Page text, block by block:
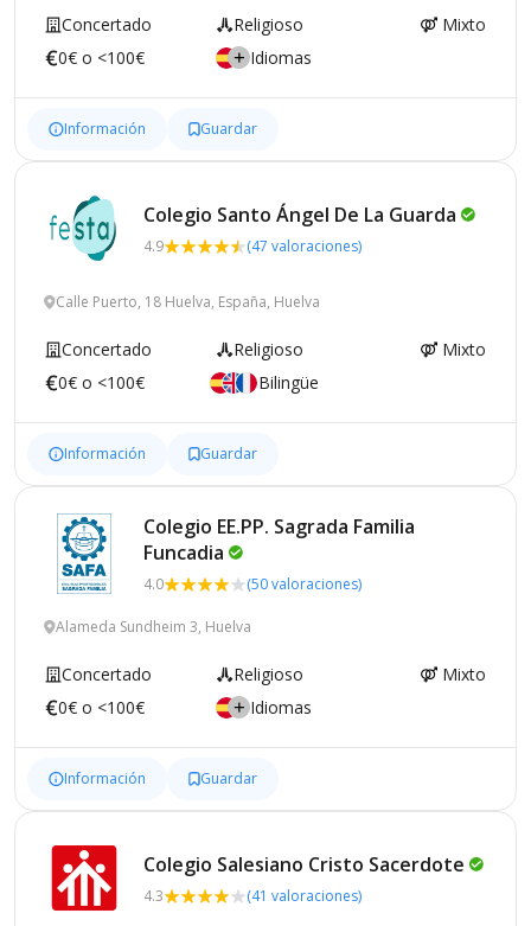
Concertado Religioso
Mixto
0€ o <100€
Idiomas
Información Guardar
Colegio Santo Ángel De La Guarda
4.9 (47 valoraciones)
Calle Puerto, 18 Huelva, España, Huelva
Concertado Religioso
Mixto
0€ o <100€
Bilingüe
Información Guardar
Colegio EE.PP. Sagrada Familia
Funcadia
4.0 (50 valoraciones)
Alameda Sundheim 3, Huelva
Concertado Religioso
Mixto
0€ o <100€
Idiomas
Información Guardar
Colegio Salesiano Cristo Sacerdote
4.3 (41 valoraciones)